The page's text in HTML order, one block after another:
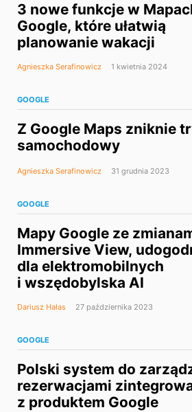
3 nowe funkcje w
Google, które ułatwią
planowanie wakacji
Agnieszka Serafinowicz 1 kwietnia 2024
GOOGLE
Z Google Maps zniknie
samochodowy
Agnieszka Serafinowicz 31 grudnia 2023
GOOGLE
Mapy Google ze
Immersive View,
dla elektromobilnych
i wszędobylska AI
Dariusz Hałas 27 października 2023
GOOGLE
Polski system do
rezerwacjami
z produktem Google